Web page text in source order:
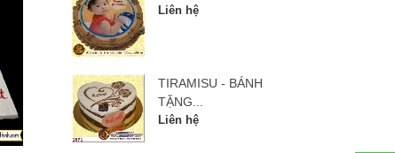
Liên hệ
TIRAMISU - BÁNH
TẶNG...
Liên hệ